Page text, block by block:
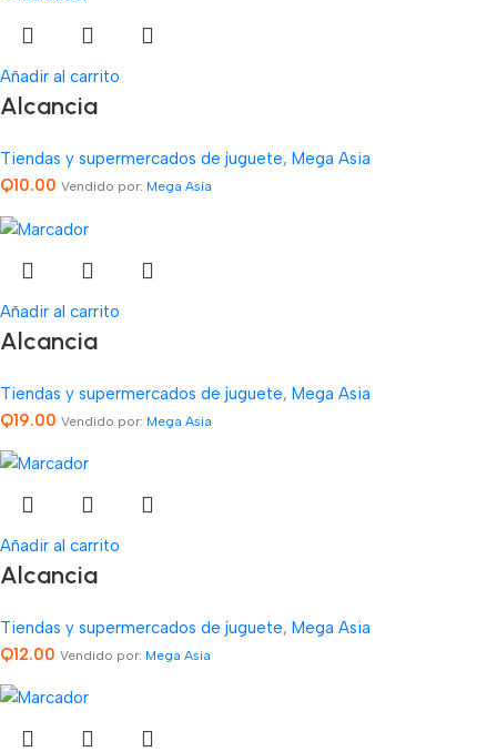
Añadir al carrito
Alcancia
Tiendas y supermercados de juguete, Mega Asia
Q10.00 Vendido por: Mega Asia
Añadir al carrito
Alcancia
Tiendas y supermercados de juguete, Mega Asia
Q19.00 Vendido por: Mega Asia
Añadir al carrito
Alcancia
Tiendas y supermercados de juguete, Mega Asia
Q12.00 Vendido por: Mega Asia